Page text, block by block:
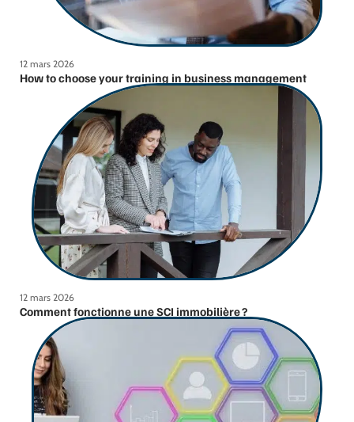
12 mars 2026
How to choose your training in business management
12 mars 2026
Comment fonctionne une SCI immobilière ?